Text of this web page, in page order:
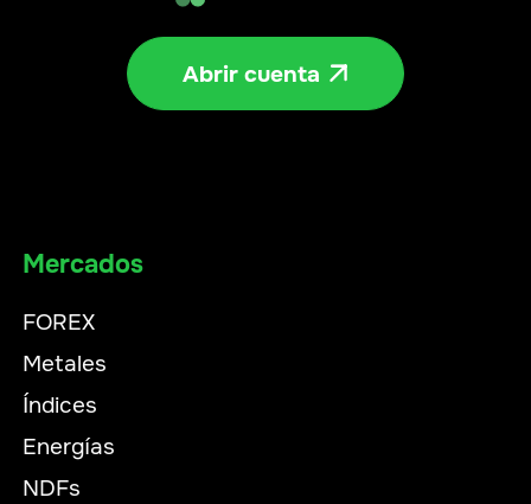
Abrir cuenta 
Mercados
FOREX
Metales
Índices
Energías
NDFs